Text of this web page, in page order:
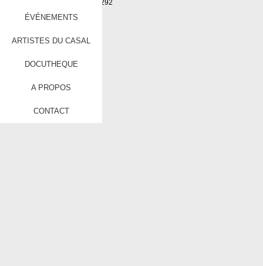
ÉVÉNEMENTS
ARTISTES DU CASAL
DOCUTHEQUE
A PROPOS
CONTACT